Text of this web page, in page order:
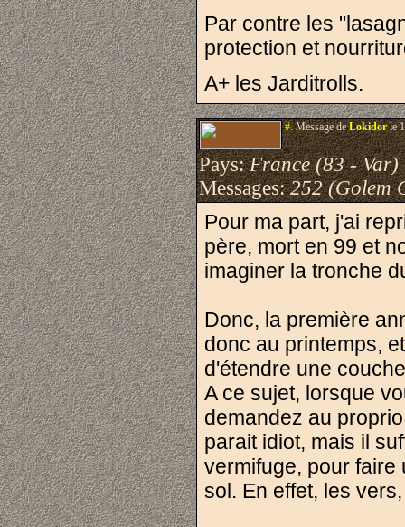
Par contre les
protection et
A+ les Jarditrolls.
#.Message deLokidorle
Pays:France (83 - Var)
Messages:252 (Golem
Pour ma part, j'ai
père, mort en 99 et
imaginer la tronche
Donc, la première
donc au printemps,
d'étendre une
A ce sujet, lorsque
demandez au
parait idiot, mais il
vermifuge, pour
sol. En effet, les